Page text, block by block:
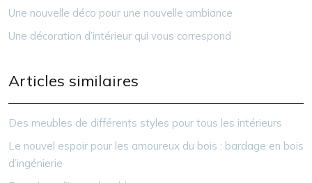
Une nouvelle déco pour une nouvelle ambiance
Une décoration d’intérieur qui vous correspond
Articles similaires
Des meubles de différents styles pour tous les intérieurs
Le nouvel espoir pour les amoureux du bois : bardage en bois
d’ingénierie